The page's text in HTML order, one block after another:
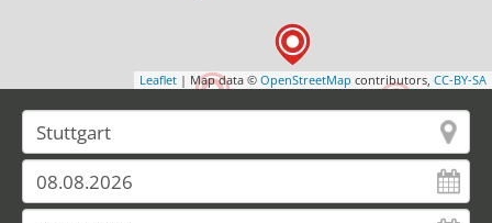
Leaflet | Map data © OpenStreetMap contributors, CC-BY-SA